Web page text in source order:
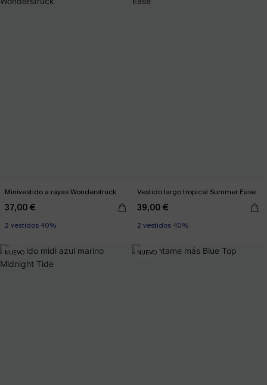
Minivestido a rayas Wonderstruck
37,00 €
2 vestidos -10%
Vestido largo tropical Summer Ease
39,00 €
2 vestidos -10%
NUEVO NUEVO